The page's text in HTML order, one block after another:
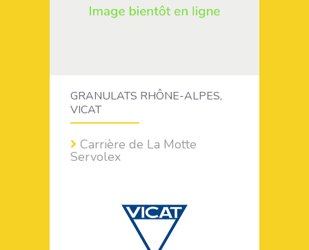
GRANULATS RHÔNE-ALPES,
VICAT
Carrière de La Motte
Servolex